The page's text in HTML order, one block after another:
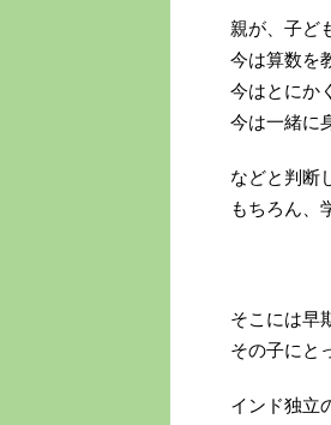
親が、子ど
今は算数を
今はとにか
今は一緒に
などと判断
もちろん、
そこには早
その子にと
インド独立